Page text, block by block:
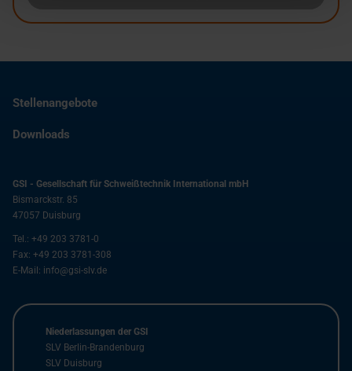
Stellenangebote
Downloads
GSI - Gesellschaft für Schweißtechnik International mbH
Bismarckstr. 85
47057 Duisburg
Tel.: +49 203 3781-0
Fax: +49 203 3781-308
E-Mail: info@gsi-slv.de
Niederlassungen der GSI
SLV Berlin-Brandenburg
SLV Duisburg